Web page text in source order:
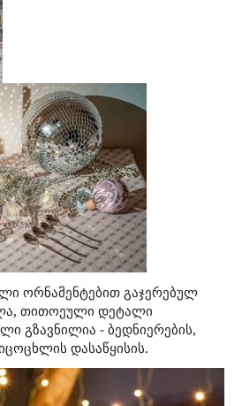
ორნამენტებით გაჯერებულ
თითოეული დეტალი
გზავნილია - ბედნიერების,
დასაწყისის.